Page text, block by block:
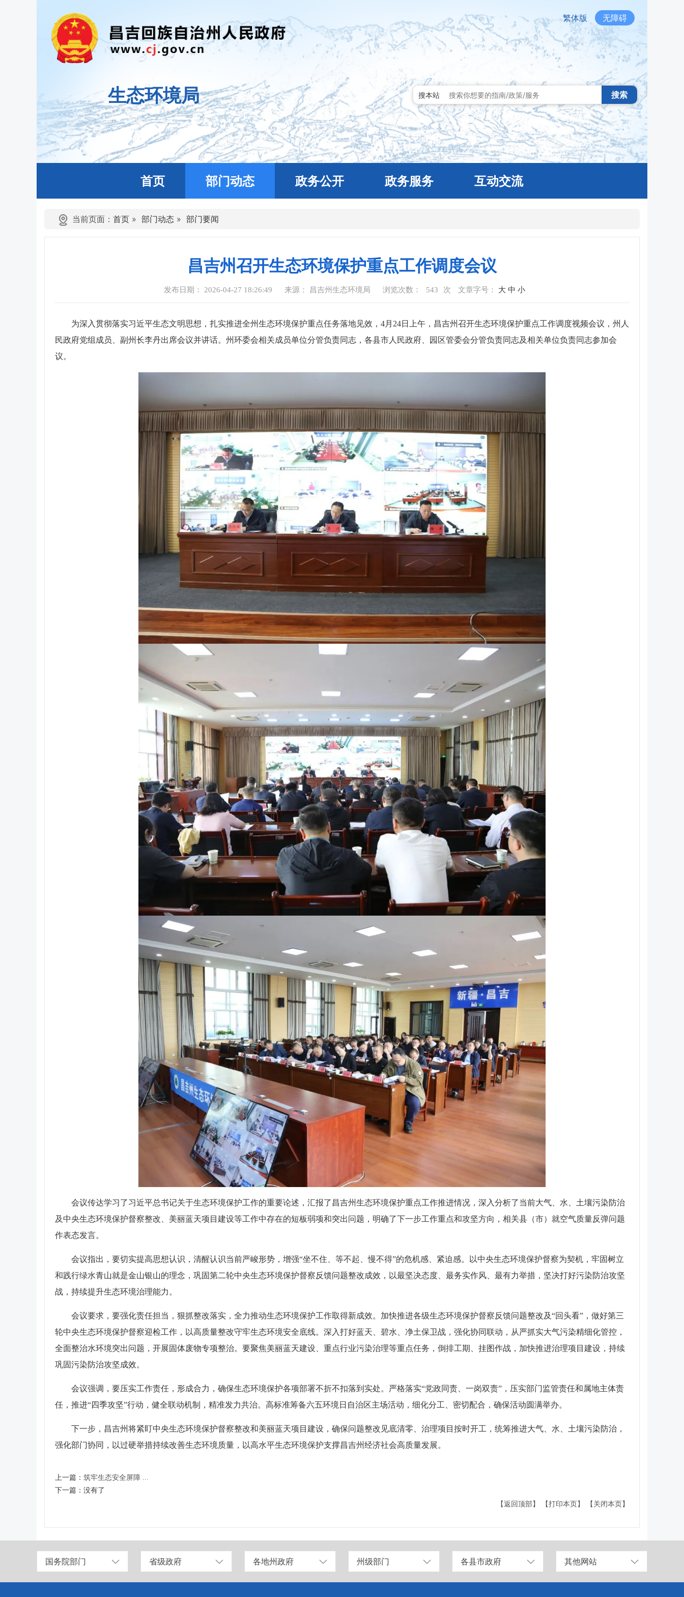
繁体版 无障碍
生态环境局 搜本站 搜索
首页 部门动态 政务公开 政务服务 互动交流
当前页面： 首页 » 部门动态 » 部门要闻
昌吉州召开生态环境保护重点工作调度会议
发布日期： 2026-04-27 18:26:49 来源： 昌吉州生态环境局 浏览次数： 543 次 文章字号： 大 中 小
为深入贯彻落实习近平生态文明思想，扎实推进全州生态环境保护重点任务落地见效，4月24日上午，昌吉州召开生态环境保护重点工作调度视频会议，州人
民政府党组成员、副州长李丹出席会议并讲话。州环委会相关成员单位分管负责同志，各县市人民政府、园区管委会分管负责同志及相关单位负责同志参加会
议。
会议传达学习了习近平总书记关于生态环境保护工作的重要论述，汇报了昌吉州生态环境保护重点工作推进情况，深入分析了当前大气、水、土壤污染防治
及中央生态环境保护督察整改、美丽蓝天项目建设等工作中存在的短板弱项和突出问题，明确了下一步工作重点和攻坚方向，相关县（市）就空气质量反弹问题
作表态发言。
会议指出，要切实提高思想认识，清醒认识当前严峻形势，增强“坐不住、等不起、慢不得”的危机感、紧迫感。以中央生态环境保护督察为契机，牢固树立
和践行绿水青山就是金山银山的理念，巩固第二轮中央生态环境保护督察反馈问题整改成效，以最坚决态度、最务实作风、最有力举措，坚决打好污染防治攻坚
战，持续提升生态环境治理能力。
会议要求，要强化责任担当，狠抓整改落实，全力推动生态环境保护工作取得新成效。加快推进各级生态环境保护督察反馈问题整改及“回头看”，做好第三
轮中央生态环境保护督察迎检工作，以高质量整改守牢生态环境安全底线。深入打好蓝天、碧水、净土保卫战，强化协同联动，从严抓实大气污染精细化管控，
全面整治水环境突出问题，开展固体废物专项整治。要聚焦美丽蓝天建设、重点行业污染治理等重点任务，倒排工期、挂图作战，加快推进治理项目建设，持续
巩固污染防治攻坚成效。
会议强调，要压实工作责任，形成合力，确保生态环境保护各项部署不折不扣落到实处。严格落实“党政同责、一岗双责”，压实部门监管责任和属地主体责
任，推进“四季攻坚”行动，健全联动机制，精准发力共治。高标准筹备六五环境日自治区主场活动，细化分工、密切配合，确保活动圆满举办。
下一步，昌吉州将紧盯中央生态环境保护督察整改和美丽蓝天项目建设，确保问题整改见底清零、治理项目按时开工，统筹推进大气、水、土壤污染防治，
强化部门协同，以过硬举措持续改善生态环境质量，以高水平生态环境保护支撑昌吉州经济社会高质量发展。
上一篇： 筑牢生态安全屏障 ...
下一篇： 没有了
【返回顶部】
【打印本页】 【关闭本页】
国务院部门 省级政府 各地州政府 州级部门 各县市政府 其他网站